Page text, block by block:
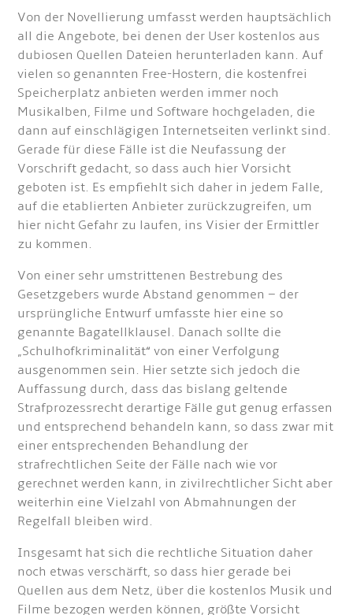
Von der Novellierung umfasst werden hauptsächlich
all die Angebote, bei denen der User kostenlos aus
dubiosen Quellen Dateien herunterladen kann. Auf
vielen so genannten Free-Hostern, die kostenfrei
Speicherplatz anbieten werden immer noch
Musikalben, Filme und Software hochgeladen, die
dann auf einschlägigen Internetseiten verlinkt sind.
Gerade für diese Fälle ist die Neufassung der
Vorschrift gedacht, so dass auch hier Vorsicht
geboten ist. Es empfiehlt sich daher in jedem Falle,
auf die etablierten Anbieter zurückzugreifen, um
hier nicht Gefahr zu laufen, ins Visier der Ermittler
zu kommen.
Von einer sehr umstrittenen Bestrebung des
Gesetzgebers wurde Abstand genommen – der
ursprüngliche Entwurf umfasste hier eine so
genannte Bagatellklausel. Danach sollte die
„Schulhofkriminalität“ von einer Verfolgung
ausgenommen sein. Hier setzte sich jedoch die
Auffassung durch, dass das bislang geltende
Strafprozessrecht derartige Fälle gut genug erfassen
und entsprechend behandeln kann, so dass zwar mit
einer entsprechenden Behandlung der
strafrechtlichen Seite der Fälle nach wie vor
gerechnet werden kann, in zivilrechtlicher Sicht aber
weiterhin eine Vielzahl von Abmahnungen der
Regelfall bleiben wird.
Insgesamt hat sich die rechtliche Situation daher
noch etwas verschärft, so dass hier gerade bei
Quellen aus dem Netz, über die kostenlos Musik und
Filme bezogen werden können, größte Vorsicht